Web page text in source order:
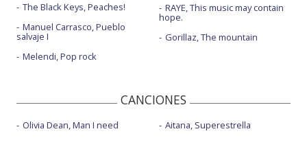
The Black Keys, Peaches!
Manuel Carrasco, Pueblo
salvaje I
Melendi, Pop rock
RAYE, This music may contain
hope.
Gorillaz, The mountain
CANCIONES
Olivia Dean, Man I need Aitana, Superestrella